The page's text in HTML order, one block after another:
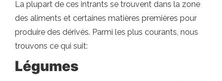
La plupart de ces intrants se trouvent dans la zone
des aliments et certaines matières premières pour
produire des dérivés. Parmi les plus courants, nous
trouvons ce qui suit:
Légumes